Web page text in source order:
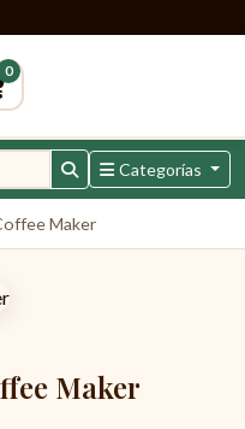
0
Categorías
Maker
Maker